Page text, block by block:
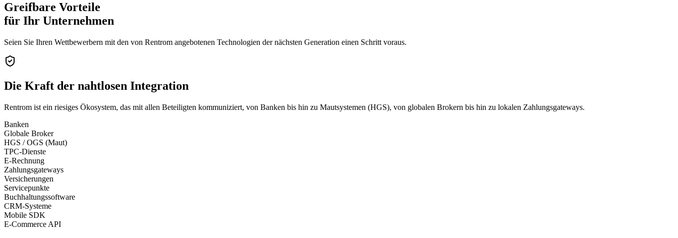
Greifbare Vorteile
für Ihr Unternehmen
Seien Sie Ihren Wettbewerbern mit den von Rentrom angebotenen Technologien der nächsten Generation einen Schritt voraus.
Die Kraft der nahtlosen Integration
Rentrom ist ein riesiges Ökosystem, das mit allen Beteiligten kommuniziert, von Banken bis hin zu Mautsystemen (HGS), von globalen Brokern bis hin zu lokalen Zahlungsgateways.
Banken
Globale Broker
HGS / OGS (Maut)
TPC-Dienste
E-Rechnung
Zahlungsgateways
Versicherungen
Servicepunkte
Buchhaltungssoftware
CRM-Systeme
Mobile SDK
E-Commerce API